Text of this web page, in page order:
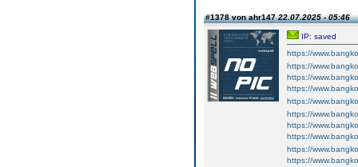
#1378 von ahr14722.07.2025 - 05:46
IP: saved
https://
https://
https://
https://
https://
https://
https://
https://
https://
https://